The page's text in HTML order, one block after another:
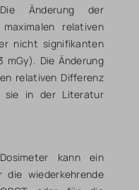
Änderung der
relativen
nicht signifikanten
mGy). Die Änderung
relativen Differenz
sie in der Literatur
kann ein
die wiederkehrende